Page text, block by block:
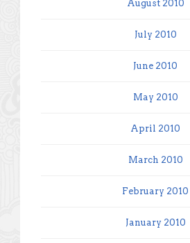
August 2010
July 2010
June 2010
May 2010
April 2010
March 2010
February 2010
January 2010